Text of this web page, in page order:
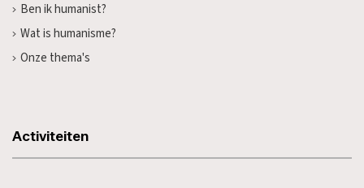
Ben ik humanist?
Wat is humanisme?
Onze thema's
Activiteiten